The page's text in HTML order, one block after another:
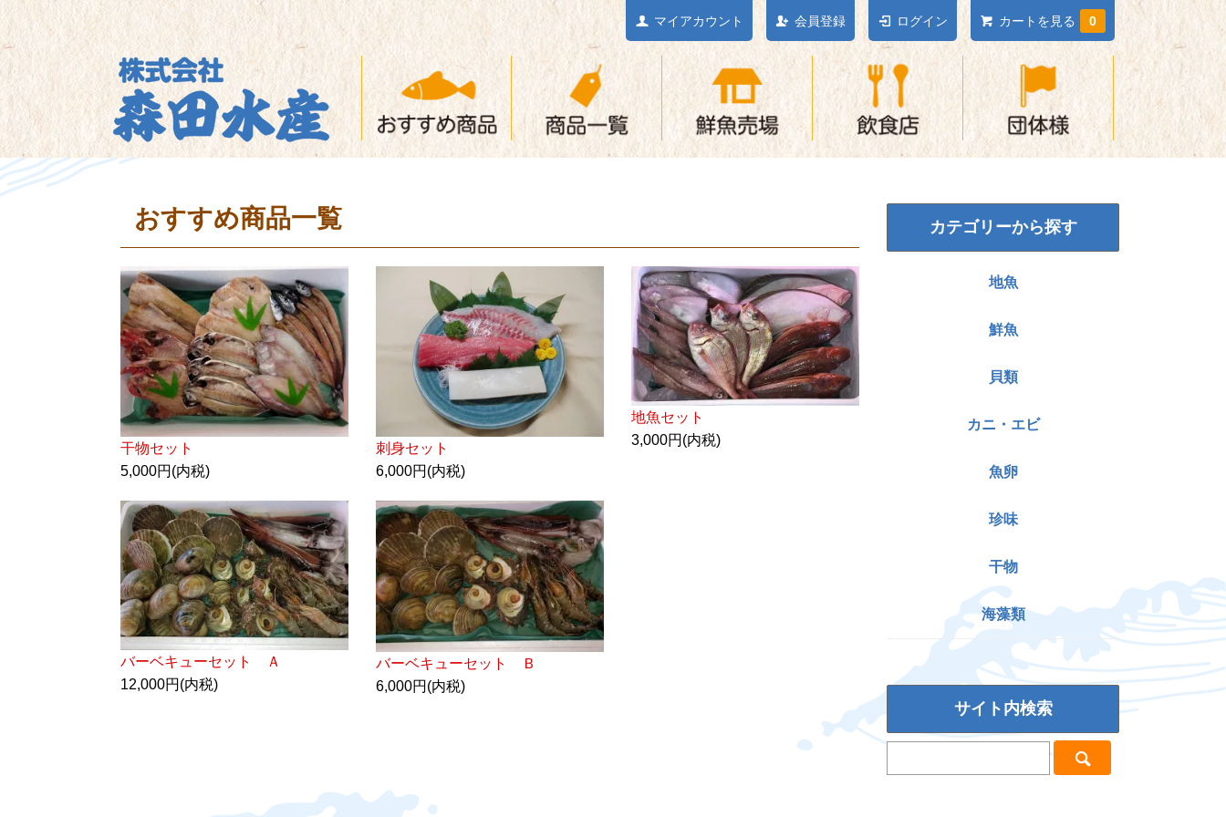
マイアカウント 会員登録 ログイン カートを見る 0
おすすめ商品一覧
干物セット
5,000円(内税)
刺身セット
6,000円(内税)
地魚セット
3,000円(内税)
バーベキューセット Ａ
12,000円(内税)
バーベキューセット Ｂ
6,000円(内税)
カテゴリーから探す
地魚
鮮魚
貝類
カニ・エビ
魚卵
珍味
干物
海藻類
サイト内検索